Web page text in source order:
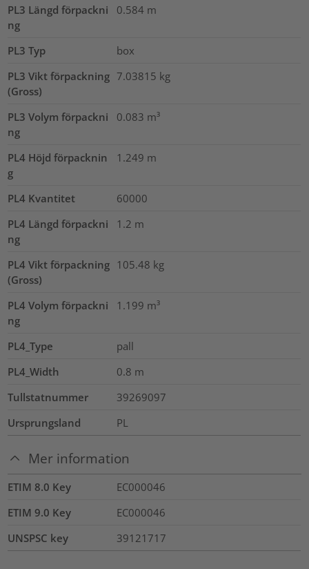
PL3 Längd förpackni
ng
0.584 m
PL3 Typ
box
PL3 Vikt förpackning
(Gross)
7.03815 kg
PL3 Volym förpackni
ng
0.083 m³
PL4 Höjd förpacknin
g
1.249 m
PL4 Kvantitet
60000
PL4 Längd förpackni
ng
1.2 m
PL4 Vikt förpackning
(Gross)
105.48 kg
PL4 Volym förpackni
ng
1.199 m³
PL4_Type
pall
PL4_Width
0.8 m
Tullstatnummer
39269097
Ursprungsland
PL
Mer information
ETIM 8.0 Key
EC000046
ETIM 9.0 Key
EC000046
UNSPSC key
39121717